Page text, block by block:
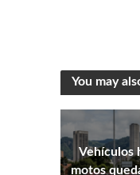
You may
Vehículos
motos